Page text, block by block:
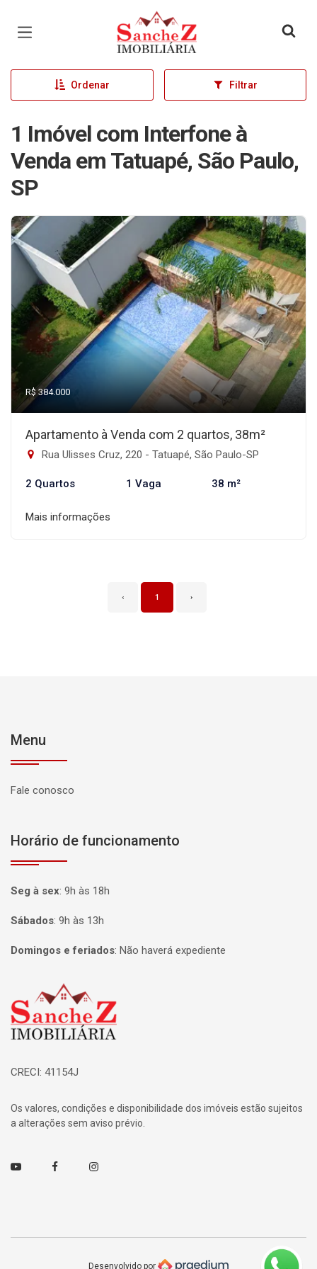
Página inicial
Ordenar Filtrar
1 Imóvel com Interfone à
Venda em Tatuapé, São Paulo,
SP
R$ 384.000
Apartamento à Venda com 2 quartos, 38m²
Rua Ulisses Cruz, 220 - Tatuapé, São Paulo-SP
2 Quartos 1 Vaga 38 m²
Mais informações
‹ 1 ›
Menu
Fale conosco
Horário de funcionamento
Seg à sex: 9h às 18h
Sábados: 9h às 13h
Domingos e feriados: Não haverá expediente
Página inicial
CRECI: 41154J
Os valores, condições e disponibilidade dos imóveis estão sujeitos
a alterações sem aviso prévio.
Youtube FacebookInstagram
Desenvolvido por